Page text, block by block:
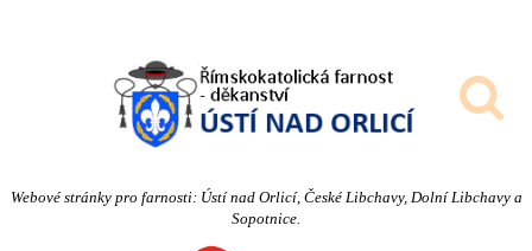
Webové stránky pro farnosti: Ústí nad Orlicí, České Libchavy, Dolní Libchavy a
Sopotnice.